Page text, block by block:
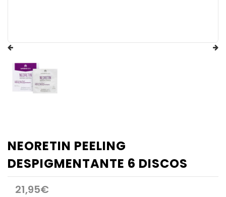
NEORETIN PEELING
DESPIGMENTANTE 6 DISCOS
21,95€